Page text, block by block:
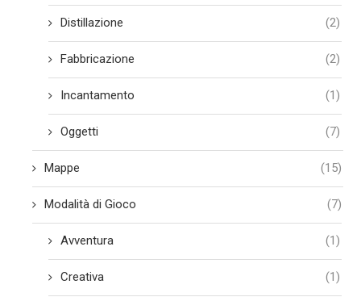
Distillazione (2)
Fabbricazione (2)
Incantamento (1)
Oggetti (7)
Mappe (15)
Modalità di Gioco (7)
Avventura (1)
Creativa (1)